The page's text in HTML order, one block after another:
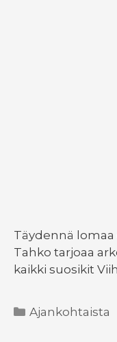
Täydennä
Tahko tarjoaa
kaikki suosikit
Kategoriat
Ajankohtaista